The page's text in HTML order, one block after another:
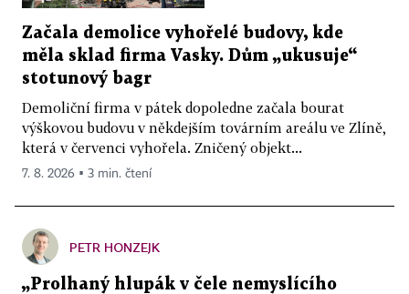
Začala demolice vyhořelé budovy, kde
měla sklad firma Vasky. Dům „ukusuje“
stotunový bagr
Demoliční firma v pátek dopoledne začala bourat
výškovou budovu v někdejším továrním areálu ve Zlíně,
která v červenci vyhořela. Zničený objekt...
7. 8. 2026 ▪ 3 min. čtení
PETR HONZEJK
„Prolhaný hlupák v čele nemyslícího